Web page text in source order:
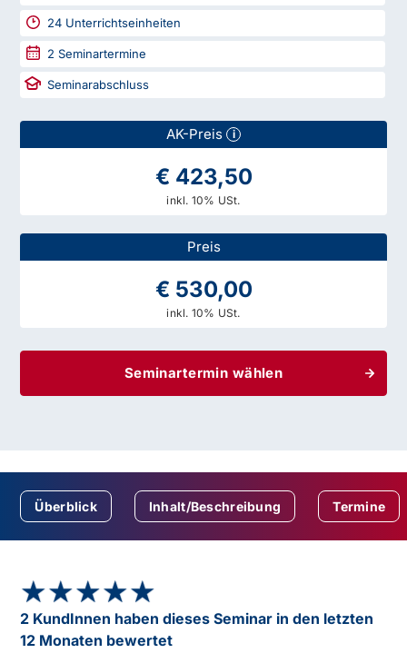
24 Unterrichtseinheiten
2 Seminartermine
Seminarabschluss
AK-Preis i
€ 423,50
inkl. 10% USt.
Preis
€ 530,00
inkl. 10% USt.
Seminartermin wählen
Überblick Inhalt/Beschreibung Termine
★★★★★
★★★★★
2 KundInnen haben dieses Seminar in den letzten
12 Monaten bewertet